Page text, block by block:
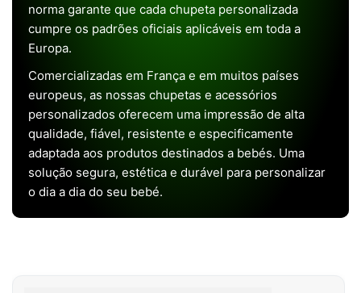
norma garante que cada chupeta personalizada
cumpre os padrões oficiais aplicáveis em toda a
Europa.
Comercializadas em França e em muitos países
europeus, as nossas chupetas e acessórios
personalizados oferecem uma impressão de alta
qualidade, fiável, resistente e especificamente
adaptada aos produtos destinados a bebés. Uma
solução segura, estética e durável para personalizar
o dia a dia do seu bebé.